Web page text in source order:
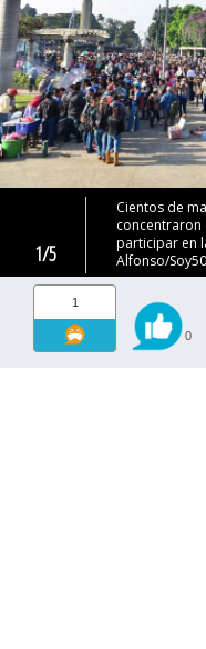
1/5
Cientos de
concentraron
participar en
Alfonso/
1
0